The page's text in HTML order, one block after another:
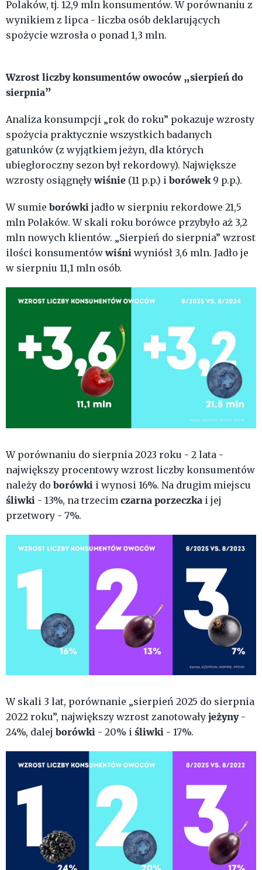
Polaków, tj. 12,9 mln konsumentów. W porównaniu z
wynikiem z lipca - liczba osób deklarujących
spożycie wzrosła o ponad 1,3 mln.
Wzrost liczby konsumentów owoców „sierpień do
sierpnia”
Analiza konsumpcji „rok do roku” pokazuje wzrosty
spożycia praktycznie wszystkich badanych
gatunków (z wyjątkiem jeżyn, dla których
ubiegłoroczny sezon był rekordowy). Największe
wzrosty osiągnęływiśnie (11 p.p.) i borówek 9 p.p.).
W sumie borówki jadło w sierpniu rekordowe 21,5
mln Polaków. W skali roku borówce przybyło aż 3,2
mln nowych klientów. „Sierpień do sierpnia” wzrost
ilości konsumentówwiśni wyniósł 3,6 mln. Jadło je
w sierpniu 11,1 mln osób.
W porównaniu do sierpnia 2023 roku - 2 lata -
największy procentowy wzrost liczby konsumentów
należy do borówki i wynosi 16%. Na drugim miejscu
śliwki - 13%, na trzecim czarna porzeczka i jej
przetwory - 7%.
W skali 3 lat, porównanie „sierpień 2025 do sierpnia
2022 roku”, największy wzrost zanotowały jeżyny -
24%, dalej borówki - 20% i śliwki - 17%.